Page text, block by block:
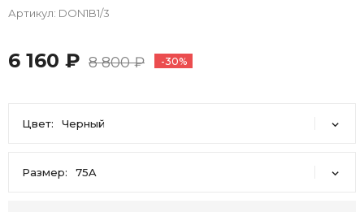
Артикул: DON1B1/3
6 160 ₽ 8 800 ₽ -30%
Цвет: Черный
Размер: 75A